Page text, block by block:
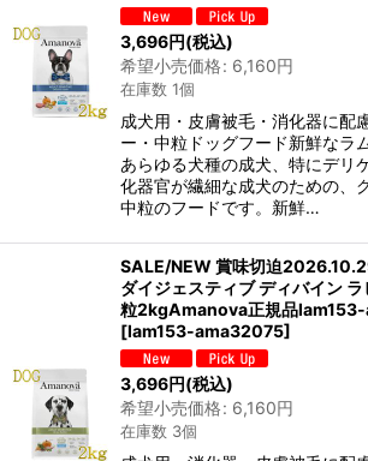
3,696円(税込)
希望小売価格: 6,160円
在庫数 1個
成犬用・皮膚被毛・消化器に配
ー・中粒ドッグフード新鮮なラ
あらゆる犬種の成犬、特にデリ
化器官が繊細な成犬のための、
中粒のフードです。新鮮…
SALE/NEW 賞味切迫
ダイジェスティブ ディバイン
粒2kgAmanova正規品
[lam153-ama32075]
3,696円(税込)
希望小売価格: 6,160円
在庫数 3個